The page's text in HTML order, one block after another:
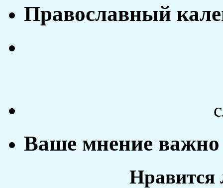
Православный
Ваше мнение важно
Нравится